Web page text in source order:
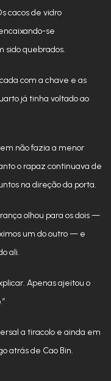
cacos de vidro
se
sido quebrados.
com a chave e as
já tinha voltado ao
não fazia a menor
o rapaz continuava de
na direção da porta.
olhou para os dois —
um do outro — e
ali.
Apenas ajeitou o
a tiracolo e ainda em
atrás de Cao Bin.